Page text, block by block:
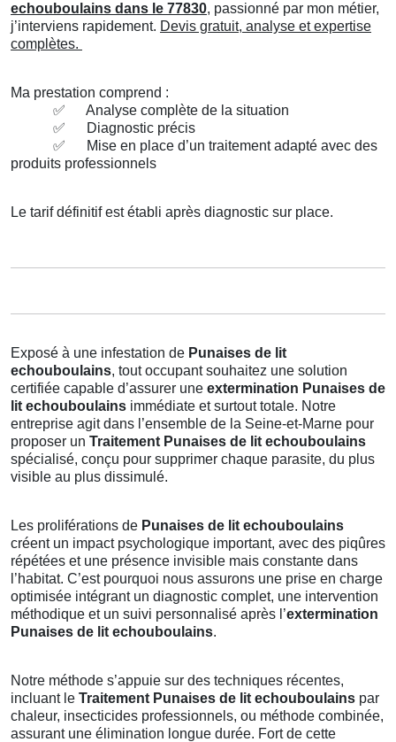
echouboulains dans le 77830, passionné par mon métier,
j’interviens rapidement. Devis gratuit, analyse et expertise
complètes.
Ma prestation comprend :
✅
Analyse complète de la situation
✅
Diagnostic précis
✅
Mise en place d’un traitement adapté avec des
produits professionnels
Le tarif définitif est établi après diagnostic sur place.
Exposé à une infestation de Punaises de lit
echouboulains, tout occupant souhaitez une solution
certifiée capable d’assurer une extermination Punaises de
lit echouboulains immédiate et surtout totale. Notre
entreprise agit dans l’ensemble de la Seine-et-Marne pour
proposer un Traitement Punaises de lit echouboulains
spécialisé, conçu pour supprimer chaque parasite, du plus
visible au plus dissimulé.
Les proliférations de Punaises de lit echouboulains
créent un impact psychologique important, avec des piqûres
répétées et une présence invisible mais constante dans
l’habitat. C’est pourquoi nous assurons une prise en charge
optimisée intégrant un diagnostic complet, une intervention
méthodique et un suivi personnalisé après l’extermination
Punaises de lit echouboulains.
Notre méthode s’appuie sur des techniques récentes,
incluant le Traitement Punaises de lit echouboulains par
chaleur, insecticides professionnels, ou méthode combinée,
assurant une élimination longue durée. Fort de cette